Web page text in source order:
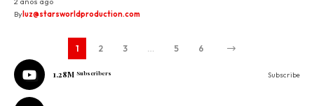
By luz@starsworldproduction.com
1 2 3 … 5 6
1.28M Subscribers Subscribe